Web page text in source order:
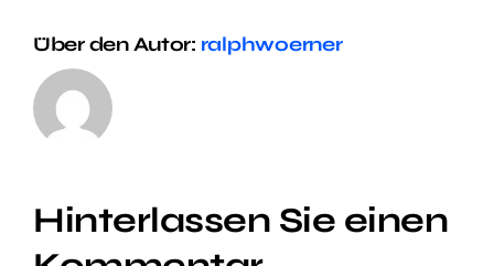
Über den Autor: ralphwoerner
Hinterlassen Sie einen